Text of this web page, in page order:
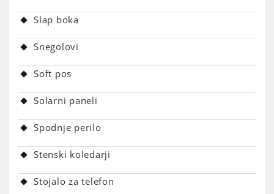
Slap boka
Snegolovi
Soft pos
Solarni paneli
Spodnje perilo
Stenski koledarji
Stojalo za telefon